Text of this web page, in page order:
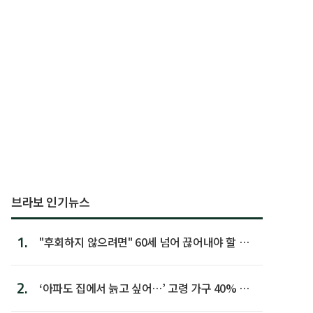
브라보 인기뉴스
1.
"후회하지 않으려면" 60세 넘어 끊어내야 할 사
2.
‘아파도 집에서 늙고 싶어…’ 고령 가구 40% 노